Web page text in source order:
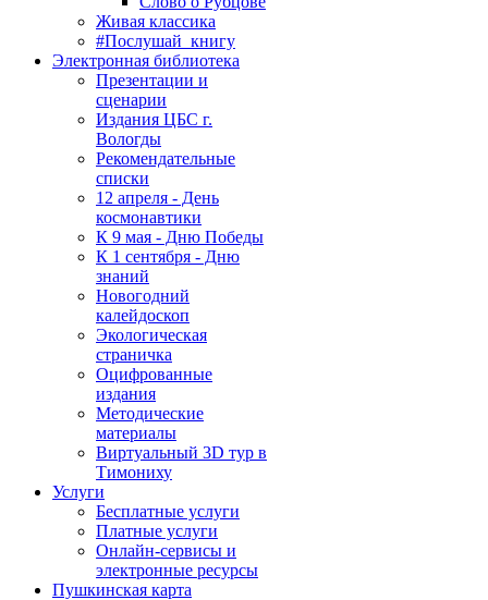
Живая классика
#Послушай_книгу
Электронная библиотека
Презентации и
сценарии
Издания ЦБС г.
Вологды
Рекомендательные
списки
12 апреля - День
космонавтики
К 9 мая - Дню Победы
К 1 сентября - Дню
знаний
Новогодний
калейдоскоп
Экологическая
страничка
Оцифрованные
издания
Методические
материалы
Виртуальный 3D тур в
Тимониху
Услуги
Бесплатные услуги
Платные услуги
Онлайн-сервисы и
электронные ресурсы
Пушкинская карта